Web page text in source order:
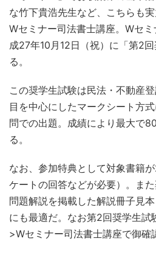
な竹下貴浩先生など、こちらも
Wセミナー司法書士講座。Wセ
成27年10月12日（祝）に「第2
る。
この奨学生試験は民法・不動産
目を中心にしたマークシート方
問での出題。成績により最大で
る。
なお、参加特典として対象書籍
ケートの回答などが必要）。ま
問題解説を掲載した解説冊子見
にも最適だ。なお第2回奨学生試
>Wセミナー司法書士講座で御確